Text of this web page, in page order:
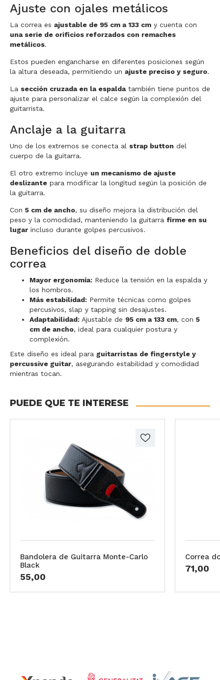
Ajuste con ojales metálicos
La correa es ajustable de 95 cm a 133 cm y cuenta con
una serie de orificios reforzados con remaches
metálicos.
Estos pueden engancharse en diferentes posiciones según
la altura deseada, permitiendo un ajuste preciso y seguro.
La sección cruzada en la espaldatambién tiene puntos de
ajuste para personalizar el calce según la complexión del
guitarrista.
Anclaje a la guitarra
Uno de los extremos se conecta al strap button del
cuerpo de la guitarra.
El otro extremo incluye un mecanismo de ajuste
deslizante para modificar la longitud según la posición de
la guitarra.
Con 5 cm de ancho, su diseño mejora la distribución del
peso y la comodidad, manteniendo la guitarra firme en su
lugar incluso durante golpes percusivos.
Beneficios del diseño de doble
correa
Mayor ergonomía: Reduce la tensión en la espalda y
los hombros.
Más estabilidad: Permite técnicas como golpes
percusivos, slap y tapping sin desajustes.
Adaptabilidad: Ajustable de 95 cm a 133 cm, con 5
cm de ancho, ideal para cualquier postura y
complexión.
Este diseño es ideal para guitarristas de fingerstyle y
percussive guitar, asegurando estabilidad y comodidad
mientras tocan.
PUEDE QUE TE INTERESE
Bandolera de Guitarra Monte-Carlo
Black
55,00
Correa
71,00